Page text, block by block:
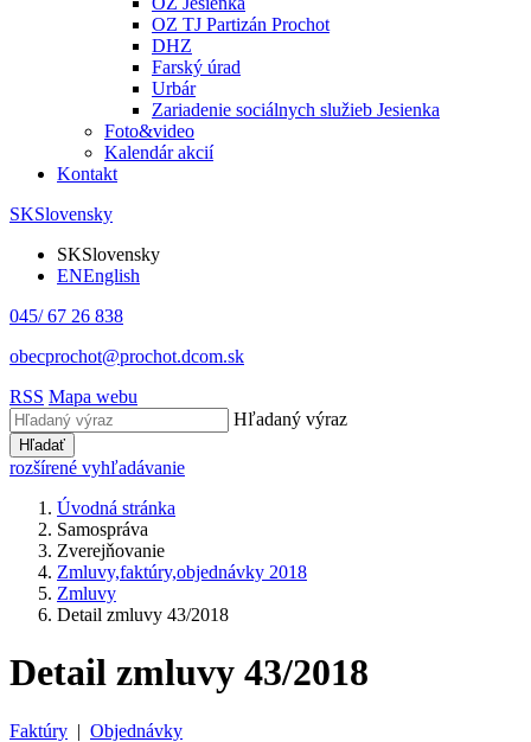
OZ TJ Partizán Prochot
DHZ
Farský úrad
Urbár
Zariadenie sociálnych služieb Jesienka
Foto&video
Kalendár akcií
Kontakt
SKSlovensky
SKSlovensky
ENEnglish
045/ 67 26 838
obecprochot@prochot.dcom.sk
RSS Mapa webu
Hľadaný výraz
Hľadať
rozšírené vyhľadávanie
Úvodná stránka
Samospráva
Zverejňovanie
Zmluvy,faktúry,objednávky 2018
Zmluvy
Detail zmluvy 43/2018
Detail zmluvy 43/2018
Faktúry | Objednávky